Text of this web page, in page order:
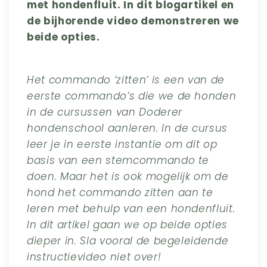
met hondenfluit. In dit blogartikel en
de bijhorende video demonstreren we
beide opties.
Het commando ‘zitten’ is een van de
eerste commando’s die we de honden
in de cursussen van Doderer
hondenschool aanleren. In de cursus
leer je in eerste instantie om dit op
basis van een stemcommando te
doen. Maar het is ook mogelijk om de
hond het commando zitten aan te
leren met behulp van een hondenfluit.
In dit artikel gaan we op beide opties
dieper in. Sla vooral de begeleidende
instructievideo niet over!